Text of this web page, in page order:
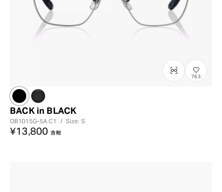
763
BACK in BLACK
OB1015G-5AC1 / Size: S
¥13,800 含稅